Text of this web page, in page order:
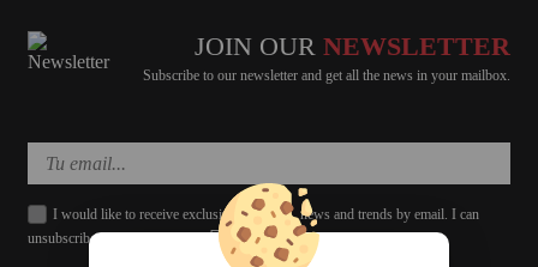
JOIN OUR NEWSLETTER
Subscribe to our newsletter and get all the news in your mailbox.
I would like to receive exclusive discounts, news and trends by email. I can
unsubscribe whenever I want.